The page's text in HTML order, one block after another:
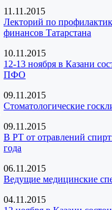
11.11.2015
Лекторий по
финансов Татарстана
10.11.2015
12-13 ноября в Казани
ПФО
09.11.2015
Стоматологические
09.11.2015
В РТ от отравлений
года
06.11.2015
Ведущие медицинские
04.11.2015